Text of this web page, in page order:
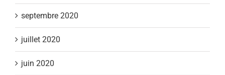
septembre 2020
juillet 2020
juin 2020